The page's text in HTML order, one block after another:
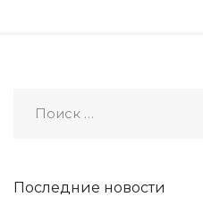
Последние новости